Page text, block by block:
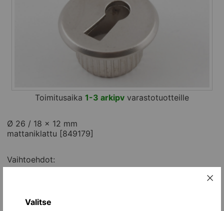
Ø 26 / 18 x 12 mm
mattaniklattu [849179]
Toimitusaika 1-3 arkipv varastotuotteille
Vaihtoehdot:
kpl
Valitse